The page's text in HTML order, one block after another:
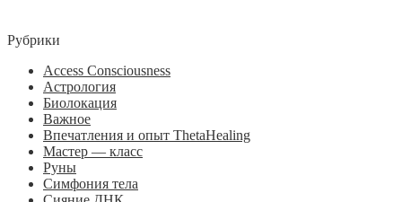
Рубрики
Access Consciousness
Астрология
Биолокация
Важное
Впечатления и опыт ThetaHealing
Мастер — класс
Руны
Симфония тела